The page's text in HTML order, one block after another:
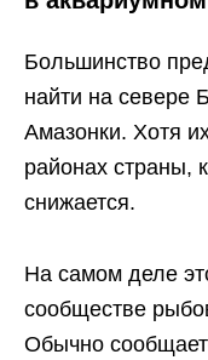
Большинство
найти на севере
Амазонки. Хотя
районах страны,
снижается.
На самом деле
сообществе
Обычно